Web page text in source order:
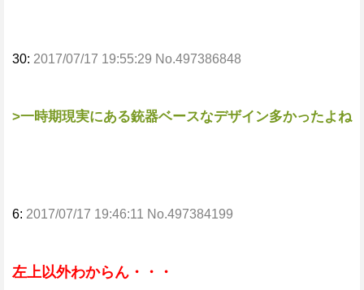
30: 2017/07/17 19:55:29 No.497386848
>一時期現実にある銃器ベースなデザイン多かったよね
6: 2017/07/17 19:46:11 No.497384199
左上以外わからん・・・